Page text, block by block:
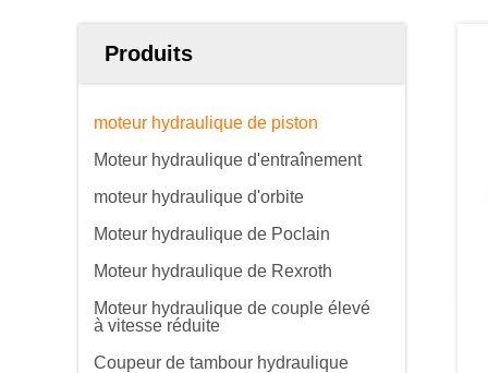
Produits
moteur hydraulique de piston
Moteur hydraulique d'entraînement
moteur hydraulique d'orbite
Moteur hydraulique de Poclain
Moteur hydraulique de Rexroth
Moteur hydraulique de couple élevé
à vitesse réduite
Coupeur de tambour hydraulique